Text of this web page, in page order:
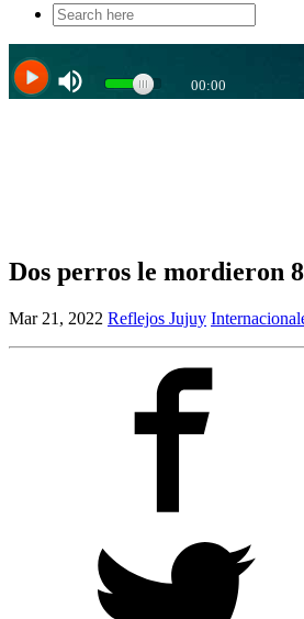
Search
for:
Dos perros le mordieron
Mar 21, 2022 Reflejos Jujuy